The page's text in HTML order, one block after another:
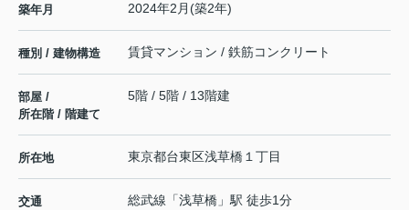
築年月 2024年2月(築2年)
種別 / 建物構造 賃貸マンション / 鉄筋コンクリート
部屋 /
所在階 / 階建て
5階 / 5階 / 13階建
所在地 東京都台東区浅草橋 １丁目
交通 総武線 「浅草橋 」駅 徒歩1分